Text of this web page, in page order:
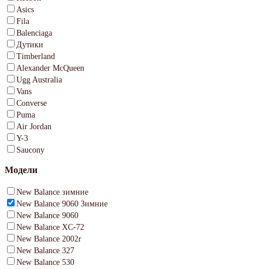
Asics
Fila
Balenciaga
Дутики
Timberland
Alexander McQueen
Ugg Australia
Vans
Converse
Puma
Air Jordan
Y-3
Saucony
Модели
New Balance зимние
New Balance 9060 Зимние
New Balance 9060
New Balance XC-72
New Balance 2002r
New Balance 327
New Balance 530